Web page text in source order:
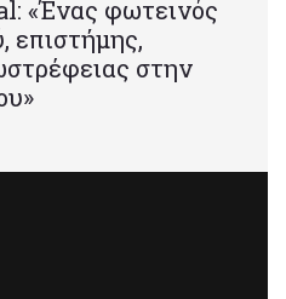
«Ένας φωτεινός
επιστήμης,
στην